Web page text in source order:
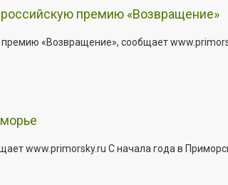
премию «Возвращение»
«Возвращение», сообщает
www.primorsky.ru С начала года в